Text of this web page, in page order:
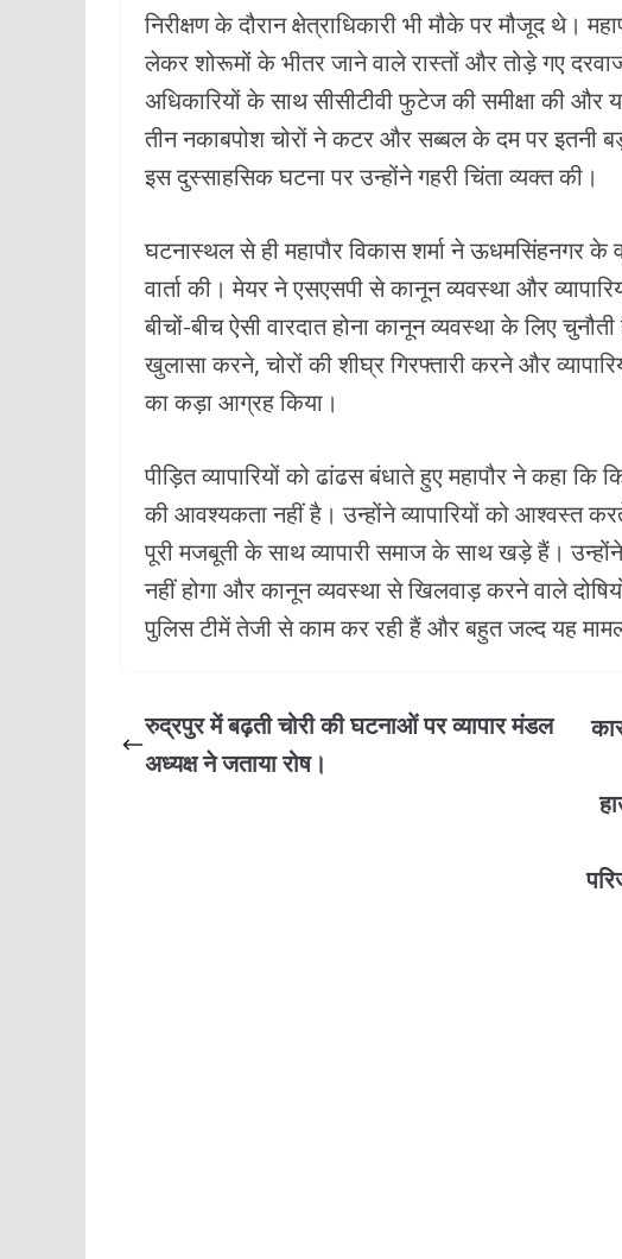
निरीक्षण के दौरान क्षेत्राधिकारी भी मौके पर मौजूद थे।
लेकर शोरूमों के भीतर जाने वाले रास्तों और तोड़े गए
अधिकारियों के साथ सीसीटीवी फुटेज की समीक्षा की
तीन नकाबपोश चोरों ने कटर और सब्बल के दम पर इतनी
इस दुस्साहसिक घटना पर उन्होंने गहरी चिंता व्यक्त की।
घटनास्थल से ही महापौर विकास शर्मा ने ऊधमसिंहनगर
वार्ता की। मेयर ने एसएसपी से कानून व्यवस्था और
बीचों-बीच ऐसी वारदात होना कानून व्यवस्था के लिए
खुलासा करने, चोरों की शीघ्र गिरफ्तारी करने और
का कड़ा आग्रह किया।
पीड़ित व्यापारियों को ढांढस बंधाते हुए महापौर ने कहा कि
की आवश्यकता नहीं है। उन्होंने व्यापारियों को आश्वस्त
पूरी मजबूती के साथ व्यापारी समाज के साथ खड़े हैं। उन्होंने
नहीं होगा और कानून व्यवस्था से खिलवाड़ करने वाले
पुलिस टीमें तेजी से काम कर रही हैं और बहुत जल्द यह
रुद्रपुर में बढ़ती चोरी की घटनाओं पर व्यापार मंडल
अध्यक्ष ने जताया रोष।